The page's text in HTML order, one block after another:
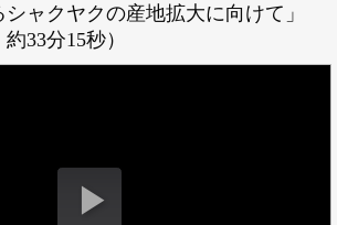
シャクヤクの産地拡大に向けて」
33分15秒）